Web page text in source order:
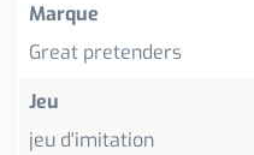
Marque
Great pretenders
Jeu
jeu d'imitation